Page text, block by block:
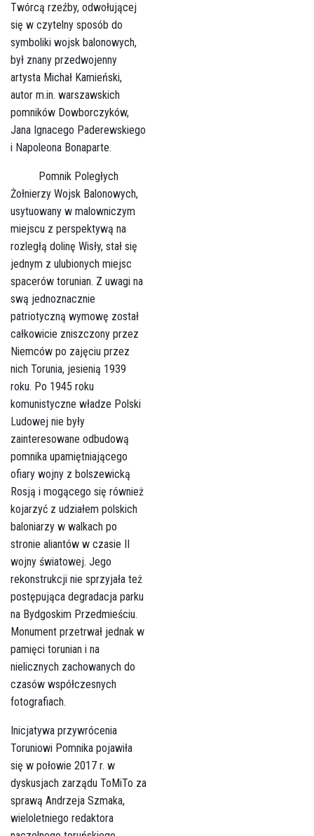
Twórcą rzeźby, odwołującej
się w czytelny sposób do
symboliki wojsk balonowych,
był znany przedwojenny
artysta Michał Kamieński,
autor m.in. warszawskich
pomników Dowborczyków,
Jana Ignacego Paderewskiego
i Napoleona Bonaparte.
Pomnik Poległych
Żołnierzy Wojsk Balonowych,
usytuowany w malowniczym
miejscu z perspektywą na
rozległą dolinę Wisły, stał się
jednym z ulubionych miejsc
spacerów torunian. Z uwagi na
swą jednoznacznie
patriotyczną wymowę został
całkowicie zniszczony przez
Niemców po zajęciu przez
nich Torunia, jesienią 1939
roku. Po 1945 roku
komunistyczne władze Polski
Ludowej nie były
zainteresowane odbudową
pomnika upamiętniającego
ofiary wojny z bolszewicką
Rosją i mogącego się również
kojarzyć z udziałem polskich
baloniarzy w walkach po
stronie aliantów w czasie II
wojny światowej. Jego
rekonstrukcji nie sprzyjała też
postępująca degradacja parku
na Bydgoskim Przedmieściu.
Monument przetrwał jednak w
pamięci torunian i na
nielicznych zachowanych do
czasów współczesnych
fotografiach.
Inicjatywa przywrócenia
Toruniowi Pomnika pojawiła
się w połowie 2017 r. w
dyskusjach zarządu ToMiTo za
sprawą Andrzeja Szmaka,
wieloletniego redaktora